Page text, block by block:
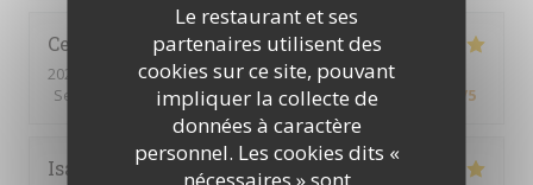
Le restaurant et ses
partenaires utilisent des
cookies sur ce site, pouvant
impliquer la collecte de
données à caractère
personnel. Les cookies dits «
nécessaires » sont
Celine
2026-07-24
- 12:30 - Couverts 2
Service
Ambiance: 5/5 Cuisine: 5/5 Qualité / Prix /5
Isabelle L